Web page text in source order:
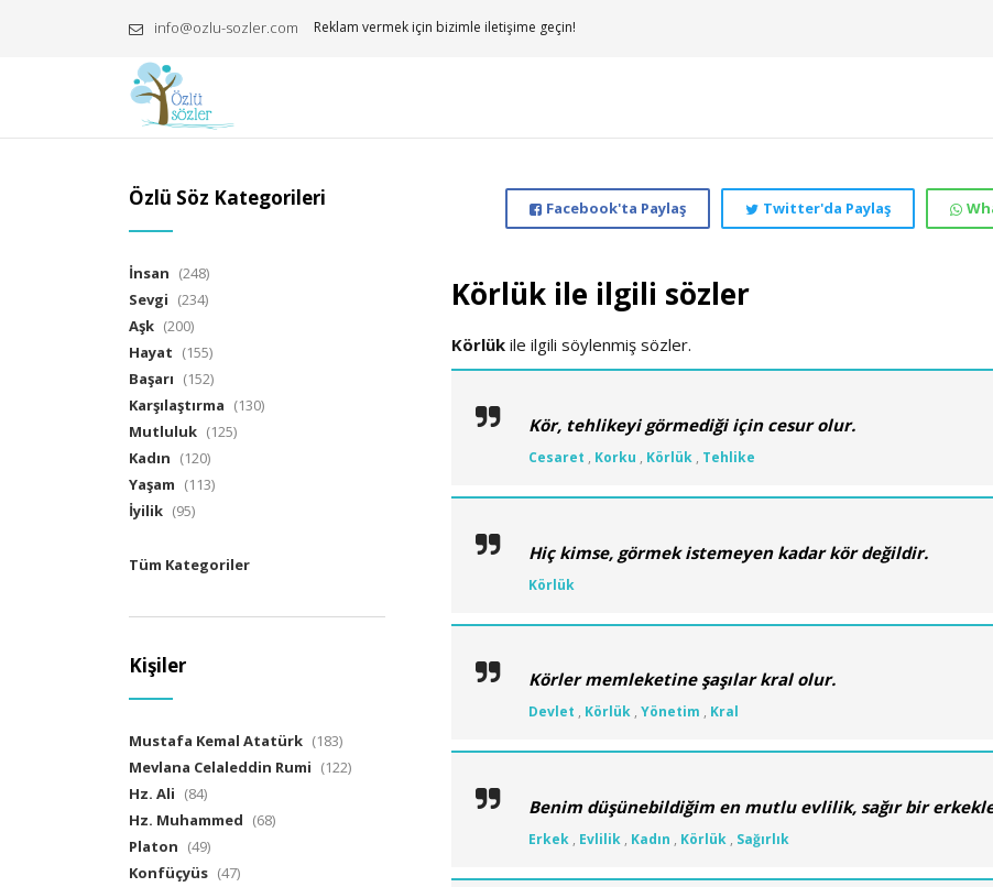
info@ozlu-sozler.com Reklam vermek için bizimle iletişime geçin!
Twitter'da Paylaş
Facebook'ta Paylaş
Körlük ile ilgili sözler
Körlükile ilgili söylenmiş sözler.
Kör, tehlikeyi görmediği için cesur olur.
Cesaret , Korku , Körlük, Tehlike
Hiç kimse, görmek istemeyen kadar kör değildir.
Körlük
Körler memleketine şaşılar kral olur.
Devlet , Körlük, Yönetim , Kral
Benim düşünebildiğim en mutlu evlilik, sağır bir
Erkek, Evlilik, Kadın , Körlük, Sağırlık
Özlü Söz Kategorileri
İnsan (248)
Sevgi (234)
Aşk (200)
Hayat (155)
Başarı (152)
Karşılaştırma (130)
Mutluluk (125)
Kadın (120)
Yaşam (113)
İyilik (95)
Tüm Kategoriler
Kişiler
Mustafa Kemal Atatürk (183)
Mevlana Celaleddin Rumi (122)
Hz. Ali (84)
Hz. Muhammed (68)
Platon (49)
Konfüçyüs (47)